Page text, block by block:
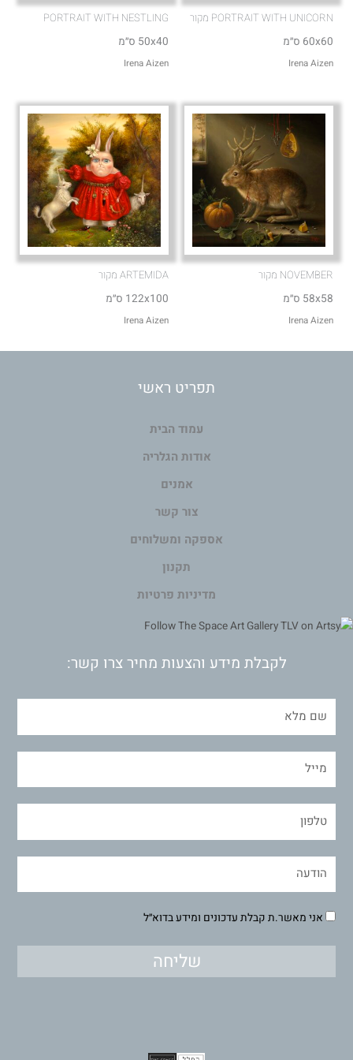
PORTRAIT WITH UNICORN מקור
60x60 ס״מ
Irena Aizen
PORTRAIT WITH NESTLING
50x40 ס״מ
Irena Aizen
NOVEMBER מקור
58x58 ס״מ
Irena Aizen
ARTEMIDA מקור
122x100 ס״מ
Irena Aizen
תפריט ראשי
עמוד הבית
אודות הגלריה
אמנים
צור קשר
אספקה ומשלוחים
תקנון
מדיניות פרטיות
לקבלת מידע והצעות מחיר צרו קשר:
אני מאשר.ת קבלת עדכונים ומידע בדוא״ל
שליחה